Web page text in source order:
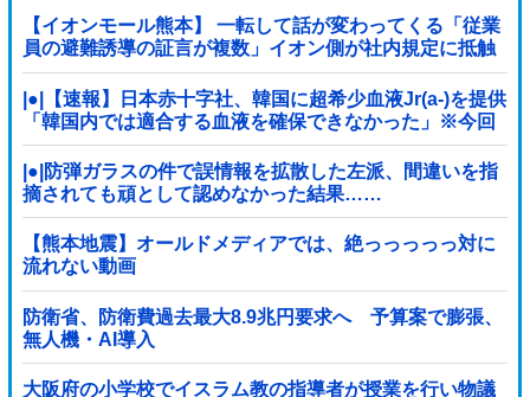
【イオンモール熊本】 一転して話が変わってくる「従業
員の避難誘導の証言が複数」イオン側が社内規定に抵触
していた疑い
|●|【速報】日本赤十字社、韓国に超希少血液Jr(a-)を提供
「韓国内では適合する血液を確保できなかった」※今回
で4回目
|●|防弾ガラスの件で誤情報を拡散した左派、間違いを指
摘されても頑として認めなかった結果……
【熊本地震】オールドメディアでは、絶っっっっっ対に
流れない動画
防衛省、防衛費過去最大8.9兆円要求へ 予算案で膨張、
無人機・AI導入
大阪府の小学校でイスラム教の指導者が授業を行い物議